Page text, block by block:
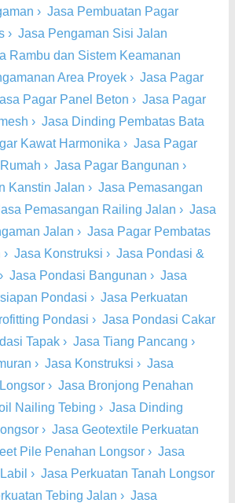
› Jasa Pembuatan Pagar
› Jasa Pengaman Sisi Jalan
Rambu dan Sistem Keamanan
Area Proyek › Jasa Pagar
Pagar Panel Beton › Jasa Pagar
› Jasa Dinding Pembatas Bata
Kawat Harmonika › Jasa Pagar
› Jasa Pagar Bangunan ›
Kanstin Jalan › Jasa Pemasangan
Pemasangan Railing Jalan › Jasa
Jalan › Jasa Pagar Pembatas
› Jasa Konstruksi › Jasa Pondasi &
› Jasa Pondasi Bangunan › Jasa
Pondasi › Jasa Perkuatan
Pondasi › Jasa Pondasi Cakar
Tapak › Jasa Tiang Pancang ›
› Jasa Konstruksi › Jasa
› Jasa Bronjong Penahan
Nailing Tebing › Jasa Dinding
› Jasa Geotextile Perkuatan
Pile Penahan Longsor › Jasa
› Jasa Perkuatan Tanah Longsor
Tebing Jalan › Jasa